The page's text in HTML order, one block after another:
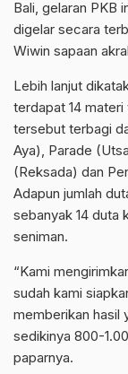
Bali, gelaran PKB
digelar secara
Wiwin sapaan
Lebih lanjut
terdapat 14
tersebut terbagi
Aya), Parade
(Reksada) dan
Adapun jumlah
sebanyak 14 duta
seniman.
“Kami
sudah kami
memberikan hasil
sedikinya 800-
paparnya.